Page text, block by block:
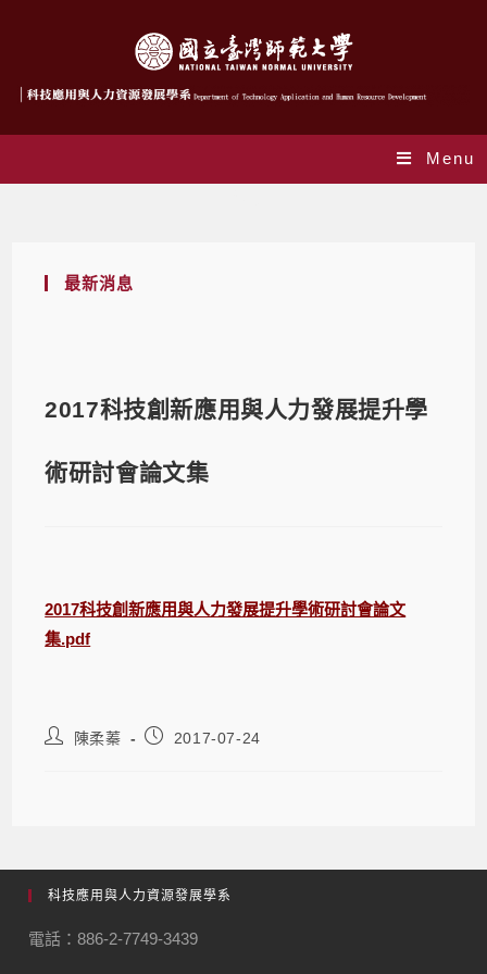
Menu
最新消息
2017科技創新應用與人力發展提升學
術研討會論文集
2017科技創新應用與人力發展提升學術研討會論文
集.pdf
陳柔蓁 2017-07-24
科技應用與人力資源發展學系
電話：886-2-7749-3439